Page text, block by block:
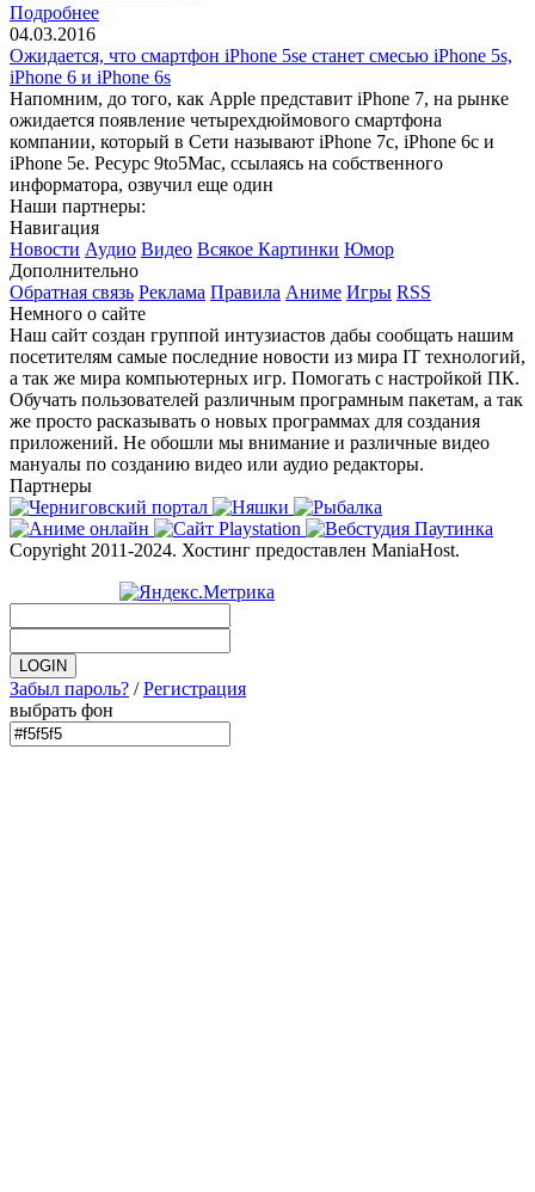
Подробнее
04.03.2016
Ожидается, что смартфон iPhone 5se станет смесью iPhone 5s,
iPhone 6 и iPhone 6s
Напомним, до того, как Apple представит iPhone 7, на рынке
ожидается появление четырехдюймового смартфона
компании, который в Сети называют iPhone 7c, iPhone 6c и
iPhone 5e. Ресурс 9to5Mac, ссылаясь на собственного
информатора, озвучил еще один
Наши партнеры:
Навигация
Новости Аудио Видео Всякое Картинки Юмор
Дополнительно
Обратная связь Реклама Правила Аниме Игры RSS
Немного о сайте
Наш сайт создан группой интузиастов дабы сообщать нашим
посетителям самые последние новости из мира IT технологий,
а так же мира компьютерных игр. Помогать с настройкой ПК.
Обучать пользователей различным програмным пакетам, а так
же просто расказывать о новых программах для создания
приложений. Не обошли мы внимание и различные видео
мануалы по созданию видео или аудио редакторы.
Партнеры
Copyright 2011-2024. Хостинг предоставлен ManiaHost.
Забыл пароль? /Регистрация
выбрать фон